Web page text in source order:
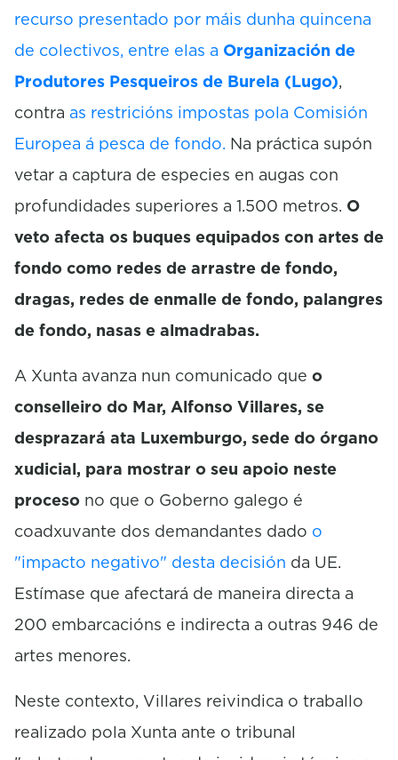
recurso presentado por máis dunha quincena
de colectivos, entre elas a Organización de
Produtores Pesqueiros de Burela (Lugo),
contra as restricións impostas pola Comisión
Europea á pesca de fondo. Na práctica supón
vetar a captura de especies en augas con
profundidades superiores a 1.500 metros. O
veto afecta os buques equipados con artes de
fondo como redes de arrastre de fondo,
dragas, redes de enmalle de fondo, palangres
de fondo, nasas e almadrabas.
A Xunta avanza nun comunicado que o
conselleiro do Mar, Alfonso Villares, se
desprazará ata Luxemburgo, sede do órgano
xudicial, para mostrar o seu apoio neste
proceso no que o Goberno galego é
coadxuvante dos demandantes dado o
"impacto negativo" desta decisión da UE.
Estímase que afectará de maneira directa a
200 embarcacións e indirecta a outras 946 de
artes menores.
Neste contexto, Villares reivindica o traballo
realizado pola Xunta ante o tribunal